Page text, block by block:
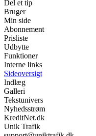
Del et tip
Bruger
Min side
Abonnement
Prisliste
Udbytte
Funktioner
Interne links
Sideoversigt
Indlæg
Galleri
Tekstunivers
Nyhedsstrøm
KreditNet.dk
Unik Trafik